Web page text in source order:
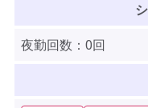
夜勤回数：0回